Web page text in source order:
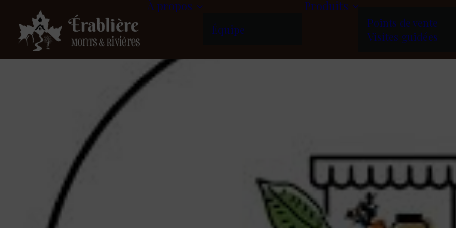
À propos
Équipe
Produits
Points de vente
Visites guidées